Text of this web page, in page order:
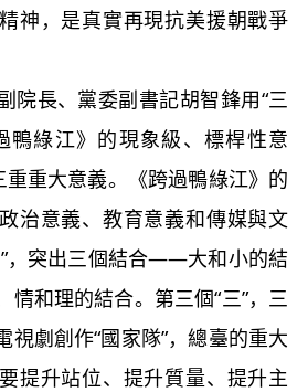
神，是真實再現抗美援朝戰爭
長、黨委副書記胡智鋒用“三
鴨綠江》的現象級、標桿性意
重重大意義。《跨過鴨綠江》的
治意義、教育意義和傳媒與文
”，突出三個結合——大和小的結
情和理的結合。第三個“三”，三
視劇創作“國家隊”，總臺的重大
提升站位、提升質量、提升主